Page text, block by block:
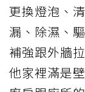
更換燈泡、
漏、除濕、
補強跟外牆
他家裡滿是